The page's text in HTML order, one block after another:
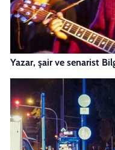
Yazar, şair ve senarist